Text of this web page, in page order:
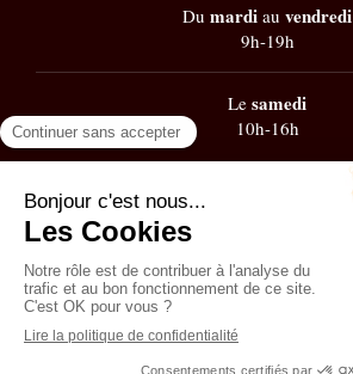
Du mardi au vendredi
9h-19h
Le samedi
10h-16h
Google
101 avis
Contacter Zest' de Flow